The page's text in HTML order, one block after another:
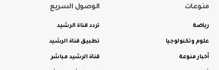
منوعات
رياضة
علوم وتكنولوجيا
أخبار منوعة
الوصول السريع
تردد قناة الرشيد
تطبيق قناة الرشيد
قناة الرشيد مباشر